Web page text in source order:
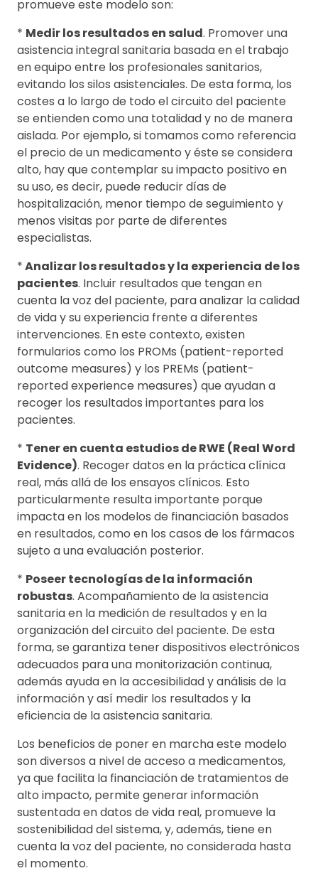
promueve este modelo son:
* Medir los resultados en salud. Promover una
asistencia integral sanitaria basada en el trabajo
en equipo entre los profesionales sanitarios,
evitando los silos asistenciales. De esta forma, los
costes a lo largo de todo el circuito del paciente
se entienden como una totalidad y no de manera
aislada. Por ejemplo, si tomamos como referencia
el precio de un medicamento y éste se considera
alto, hay que contemplar su impacto positivo en
su uso, es decir, puede reducir días de
hospitalización, menor tiempo de seguimiento y
menos visitas por parte de diferentes
especialistas.
*Analizar los resultados y la experiencia de los
pacientes. Incluir resultados que tengan en
cuenta la voz del paciente, para analizar la calidad
de vida y su experiencia frente a diferentes
intervenciones. En este contexto, existen
formularios como los PROMs (patient-reported
outcome measures) y los PREMs (patient-
reported experience measures) que ayudan a
recoger los resultados importantes para los
pacientes.
* Tener en cuenta estudios de RWE (Real Word
Evidence). Recoger datos en la práctica clínica
real, más allá de los ensayos clínicos. Esto
particularmente resulta importante porque
impacta en los modelos de financiación basados
en resultados, como en los casos de los fármacos
sujeto a una evaluación posterior.
* Poseer tecnologías de la información
robustas. Acompañamiento de la asistencia
sanitaria en la medición de resultados y en la
organización del circuito del paciente. De esta
forma, se garantiza tener dispositivos electrónicos
adecuados para una monitorización continua,
además ayuda en la accesibilidad y análisis de la
información y así medir los resultados y la
eficiencia de la asistencia sanitaria.
Los beneficios de poner en marcha este modelo
son diversos a nivel de acceso a medicamentos,
ya que facilita la financiación de tratamientos de
alto impacto, permite generar información
sustentada en datos de vida real, promueve la
sostenibilidad del sistema, y, además, tiene en
cuenta la voz del paciente, no considerada hasta
el momento.